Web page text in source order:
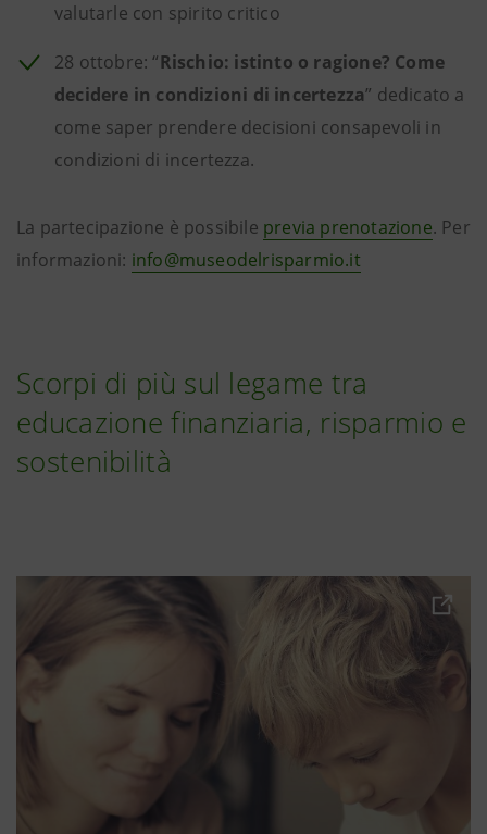
valutarle con spirito critico
28 ottobre: “Rischio: istinto o ragione? Come
decidere in condizioni di incertezza” dedicato a
come saper prendere decisioni consapevoli in
condizioni di incertezza.
La partecipazione è possibile previa prenotazione. Per
informazioni: info@museodelrisparmio.it
Scorpi di più sul legame tra
educazione finanziaria, risparmio e
sostenibilità